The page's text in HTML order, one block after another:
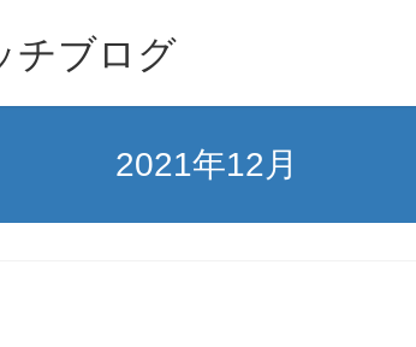
チブログ
2021年12月